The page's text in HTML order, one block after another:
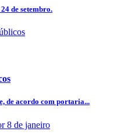
de setembro.
de acordo com portaria...